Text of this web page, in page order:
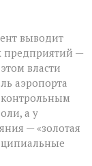
выводит
предприятий —
власти
аэропорта
а у
— «золотая